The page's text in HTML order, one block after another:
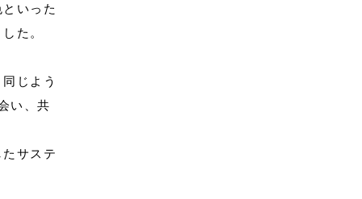
いった
た。
じよう
い、共
サステ